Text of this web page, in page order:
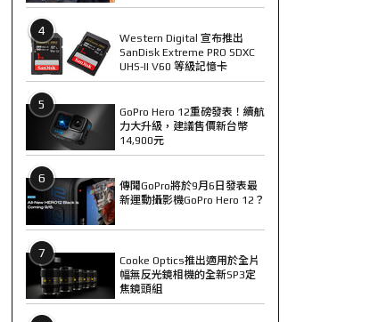
4
Western Digital 宣布推出
SanDisk Extreme PRO SDXC
UHS-II V60 等級記憶卡
5
GoPro Hero 12重磅發表！續航
力大升級，建議售價新台幣
14,900元
6
傳聞GoPro將於9月6日發表最
新運動攝影機GoPro Hero 12？
7
Cooke Optics推出適用於全片
幅無反光鏡相機的全新SP3定
焦鏡頭組